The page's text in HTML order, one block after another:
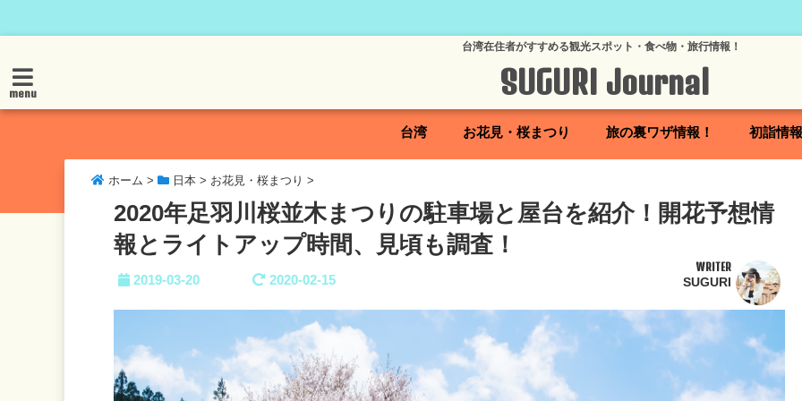
台湾在住者がすすめる観光スポット・食べ物・旅行情報！
menu SUGURI Journal
台湾 お花見・桜まつり 旅の裏ワザ情報！ 初詣情報
ホーム > 日本 > お花見・桜まつり >
2020年足羽川桜並木まつりの駐車場と屋台を紹介！開花予想情
報とライトアップ時間、見頃も調査！
2019-03-20 2020-02-15
WRITER
SUGURI